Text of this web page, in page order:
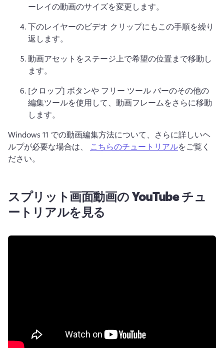
ーレイの動画のサイズを変更します。
下のレイヤーのビデオ クリップにもこの手順を繰り
返します。
動画アセットをステージ上で希望の位置まで移動し
ます。
[クロップ] ボタンや フリー ツール バーのその他の
編集ツールを使用して、動画フレームをさらに移動
します。
Windows 11 での動画編集方法について、さらに詳しいヘ
ルプが必要な場合は、 こちらのチュートリアルをご覧く
ださい。
スプリット画面動画の YouTube チュ
ートリアルを見る